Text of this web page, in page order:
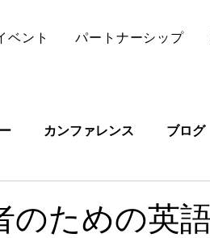
ベント パートナーシップ
カンファレンス ブログ
のための英